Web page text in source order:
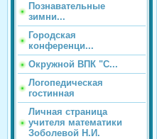
Познавательные
зимни...
Городская
конференци...
Окружной ВПК "С...
Логопедическая
гостинная
Личная страница
учителя математики
Зоболевой Н.И.